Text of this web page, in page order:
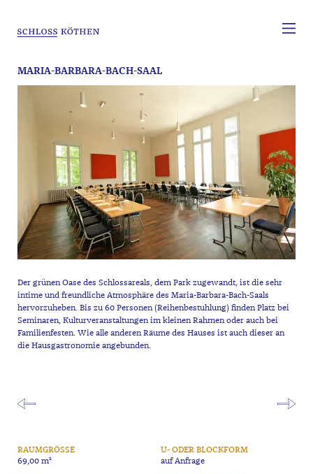
MARIA-BARBARA-BACH-SAAL
Der grünen Oase des Schlossareals, dem Park zugewandt, ist die sehr
intime und freundliche Atmosphäre des Maria-Barbara-Bach-Saals
hervorzuheben. Bis zu 60 Personen (Reihenbestuhlung) finden Platz bei
Seminaren, Kulturveranstaltungen im kleinen Rahmen oder auch bei
Familienfesten. Wie alle anderen Räume des Hauses ist auch dieser an
die Hausgastronomie angebunden.
RAUMGRÖSSE
69,00 m²
U- ODER BLOCKFORM
auf Anfrage